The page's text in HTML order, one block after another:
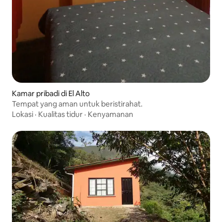
Kamar pribadi di El Alto
Tempat yang aman untuk beristirahat.
Lokasi · Kualitas tidur · Kenyamanan